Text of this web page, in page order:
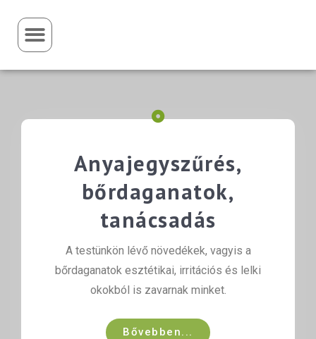
Anyajegyszűrés,
bőrdaganatok,
tanácsadás
A testünkön lévő növedékek, vagyis a
bőrdaganatok esztétikai, irritációs és lelki
okokból is zavarnak minket.
Bővebben...